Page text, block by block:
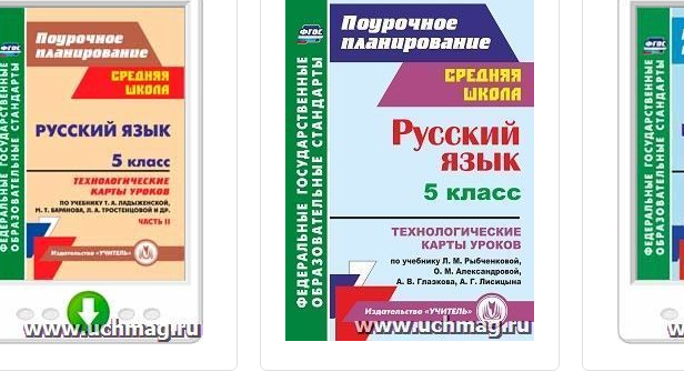
в корне слова. Непроизносимые согласные 21
Раздельное написание предлогов с други-ми словами 29
40